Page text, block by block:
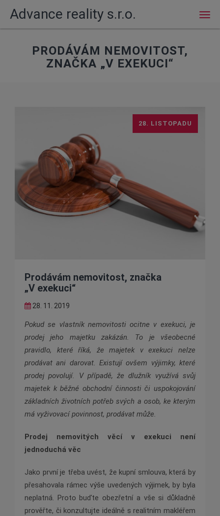
Advance reality s.r.o.
PRODÁVÁM NEMOVITOST,
ZNAČKA „V EXEKUCI“
Prodávám nemovitost, značka
„V exekuci“
28. 11. 2019
28. LISTOPADU
Pokud se vlastník nemovitosti ocitne v exekuci, je
prodej jeho majetku zakázán. To je všeobecné
pravidlo, které říká, že majetek v exekuci nelze
prodávat ani darovat. Existují ovšem výjimky, které
prodej povolují. V případě, že dlužník využívá svůj
majetek k běžné obchodní činnosti či uspokojování
základních životních potřeb svých a osob, ke kterým
má vyživovací povinnost, prodávat může.
Prodej nemovitých věcí v exekuci není
jednoduchá věc
Jako první je třeba uvést, že kupní smlouva, která by
přesahovala rámec výše uvedených výjimek, by byla
neplatná. Proto buďte obezřetní a vše si důkladně
prověřte, či konzultujte ideálně s realitním makléřem